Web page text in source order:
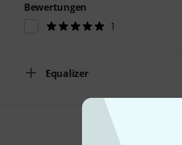
Bewertungen
1
Equalizer